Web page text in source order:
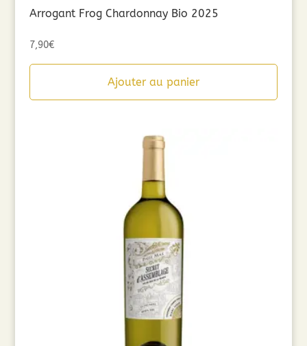
Arrogant Frog Chardonnay Bio 2025
7,90€
Ajouter au panier